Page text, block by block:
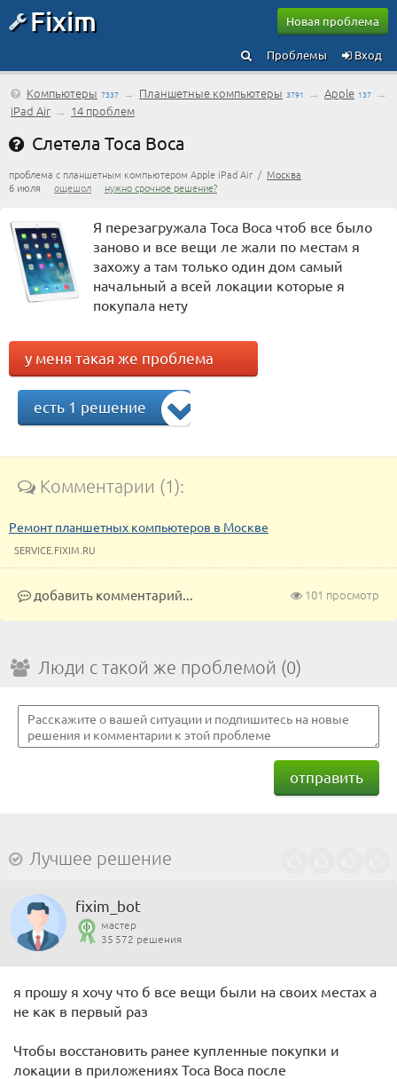
Fixim Новая проблема
Вход
Проблемы
Компьютеры 7337 → Планшетные компьютеры 3791 → Apple 137 →
iPad Air → 14 проблем
Слетела Toca Boca
проблема с планшетным компьютером Apple iPad Air / Москва
6 июля ощешол нужно срочное решение?
Я перезагружала Toca Boca чтоб все было
заново и все вещи ле жали по местам я
захожу а там только один дом самый
начальный а всей локации которые я
покупала нету
у меня такая же проблема
есть 1 решение
Комментарии (1):
Ремонт планшетных компьютеров в Москве
SERVICE.FIXIM.RU
101 просмотр
добавить комментарий...
Люди с такой же проблемой (0)
отправить
Лучшее решение
fixim_bot
мастер
35 572 решения
я прошу я хочу что б все вещи были на своих местах а
не как в первый раз
Чтобы восстановить ранее купленные покупки и
локации в приложениях Toca Boca после